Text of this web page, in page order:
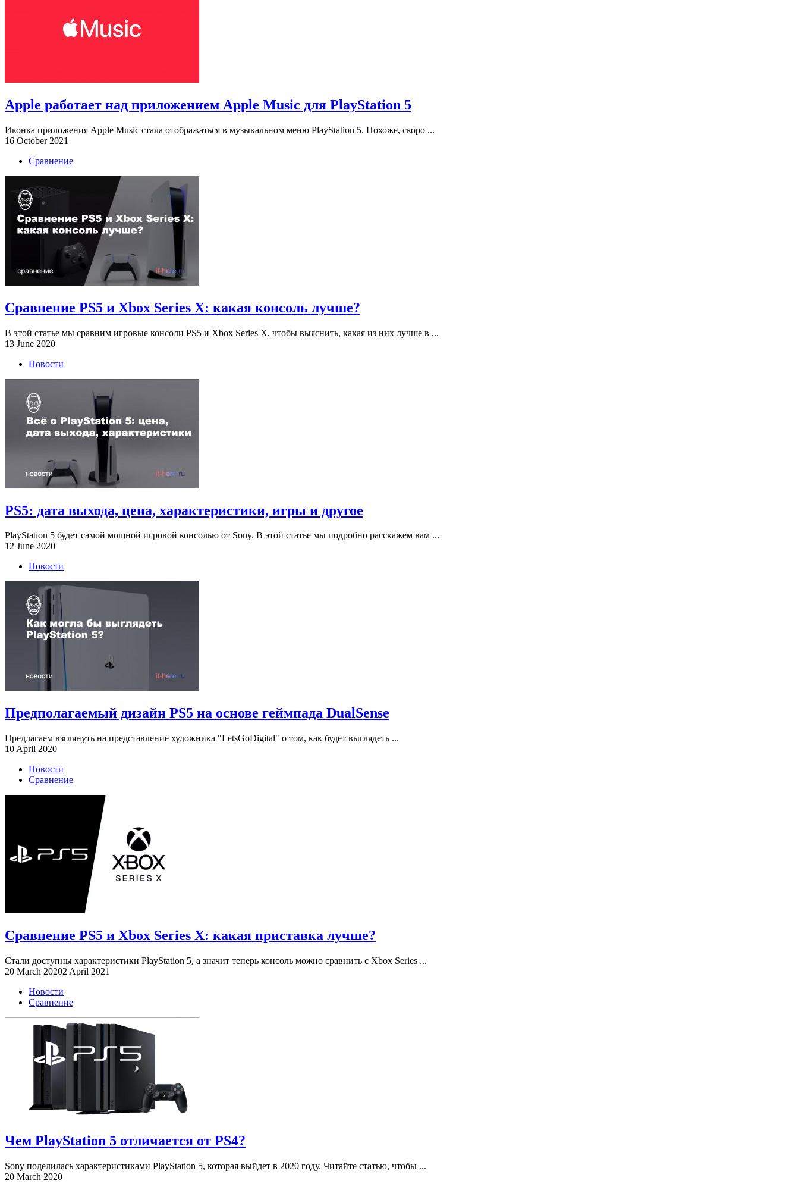
Apple работает над приложением Apple Music для PlayStation 5
Иконка приложения Apple Music стала отображаться в музыкальном меню PlayStation 5. Похоже, скоро ...
16 October 2021
Сравнение
Сравнение PS5 и Xbox Series X: какая консоль лучше?
В этой статье мы сравним игровые консоли PS5 и Xbox Series X, чтобы выяснить, какая из них лучше в ...
13 June 2020
Новости
PS5: дата выхода, цена, характеристики, игры и другое
PlayStation 5 будет самой мощной игровой консолью от Sony. В этой статье мы подробно расскажем вам ...
12 June 2020
Новости
Предполагаемый дизайн PS5 на основе геймпада DualSense
Предлагаем взглянуть на представление художника "LetsGoDigital" о том, как будет выглядеть ...
10 April 2020
Новости
Сравнение
Сравнение PS5 и Xbox Series X: какая приставка лучше?
Стали доступны характеристики PlayStation 5, а значит теперь консоль можно сравнить с Xbox Series ...
20 March 20202 April 2021
Новости
Сравнение
Чем PlayStation 5 отличается от PS4?
Sony поделилась характеристиками PlayStation 5, которая выйдет в 2020 году. Читайте статью, чтобы ...
20 March 2020